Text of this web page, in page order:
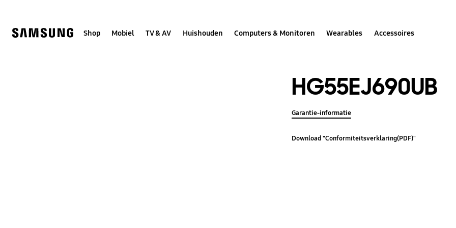
Shop Mobiel TV & AV Huishouden Computers & Monitoren Wearables Accessoires
HG55EJ690UB
Garantie-informatie
Download "Conformiteitsverklaring(PDF)"